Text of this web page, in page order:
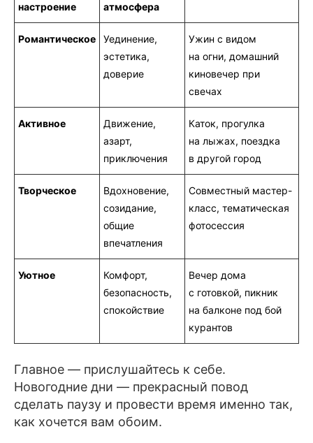
настроение атмосфера
Романтическое
Уединение,
эстетика,
доверие
Ужин с видом
на огни, домашний
киновечер при
свечах
Активное
Движение,
азарт,
приключения
Каток, прогулка
на лыжах, поездка
в другой город
Творческое
Вдохновение,
созидание,
общие
впечатления
Совместный мастер-
класс, тематическая
фотосессия
Уютное
Комфорт,
безопасность,
спокойствие
Вечер дома
с готовкой, пикник
на балконе под бой
курантов
Главное — прислушайтесь к себе.
Новогодние дни — прекрасный повод
сделать паузу и провести время именно так,
как хочется вам обоим.